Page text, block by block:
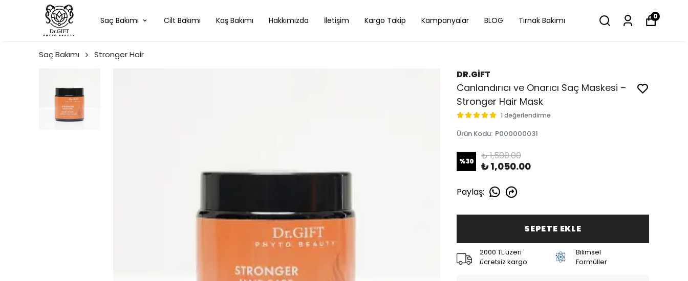
Saç Bakımı Cilt Bakımı Kaş Bakımı Hakkımızda İletişim Kargo Takip Kampanyalar BLOG Tırnak Bakımı 0
Saç Bakımı Stronger Hair
DR.GİFT
Canlandırıcı ve Onarıcı Saç Maskesi –
Stronger Hair Mask
1 değerlendirme
Ürün Kodu: P000000031
%30 ₺ 1,500.00
₺ 1,050.00
Paylaş:
SEPETE EKLE
2000 TL üzeri
ücretsiz kargo
Bilimsel
Formüller